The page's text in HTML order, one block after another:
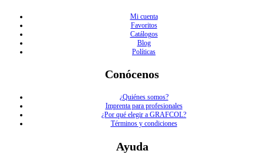
Mi cuenta
Favoritos
Catálogos
Blog
Políticas
Conócenos
¿Quiénes somos?
Imprenta para profesionales
¿Por qué elegir a GRAFCOL?
Términos y condiciones
Ayuda